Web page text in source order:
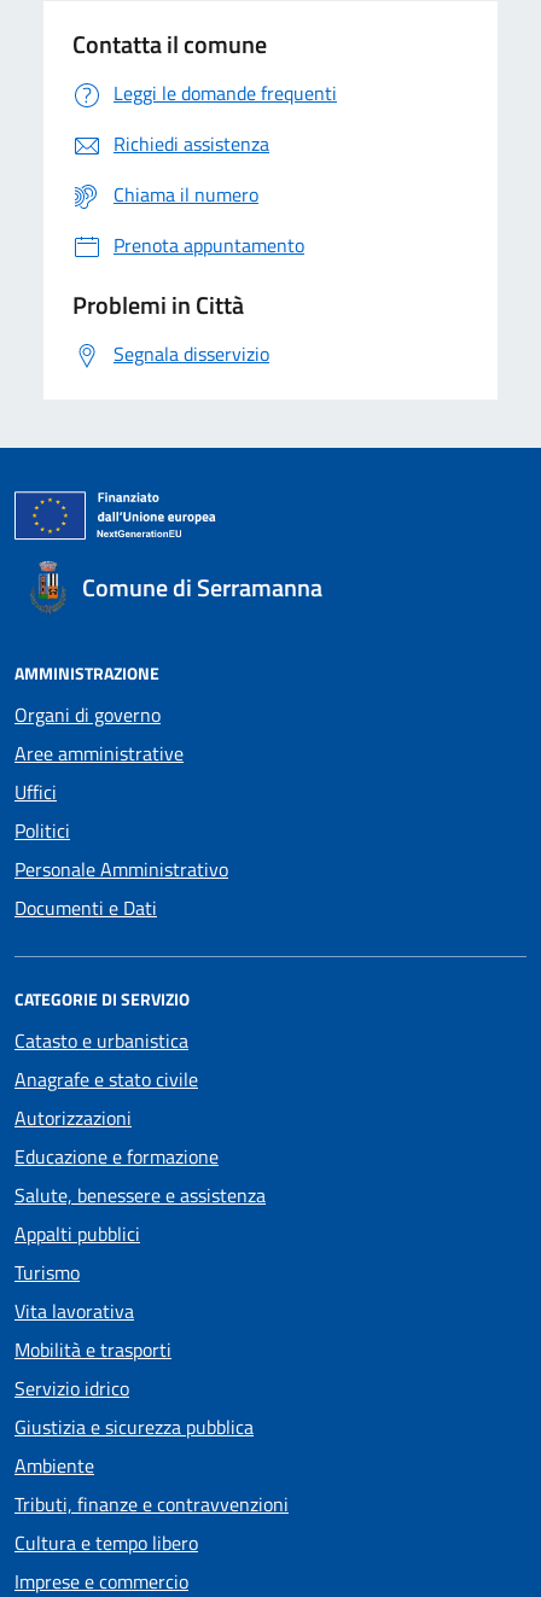
Contatta il comune
Leggi le domande frequenti
Richiedi assistenza
Chiama il numero
Prenota appuntamento
Problemi in Città
Segnala disservizio
Comune di Serramanna
AMMINISTRAZIONE
Organi di governo
Aree amministrative
Uffici
Politici
Personale Amministrativo
Documenti e Dati
CATEGORIE DI SERVIZIO
Catasto e urbanistica
Anagrafe e stato civile
Autorizzazioni
Educazione e formazione
Salute, benessere e assistenza
Appalti pubblici
Turismo
Vita lavorativa
Mobilità e trasporti
Servizio idrico
Giustizia e sicurezza pubblica
Ambiente
Tributi, finanze e contravvenzioni
Cultura e tempo libero
Imprese e commercio